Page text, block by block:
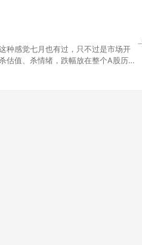
种感觉七月也有过，只不过是市场开
估值、杀情绪，跌幅放在整个A股历史